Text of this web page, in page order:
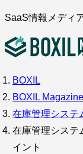
内
を
キ
ッ
プ
SaaS情報メディ
インタビュー
サービス比較
BOXIL
BOXIL Magazine
在庫管理システ
在庫管理システ
イント